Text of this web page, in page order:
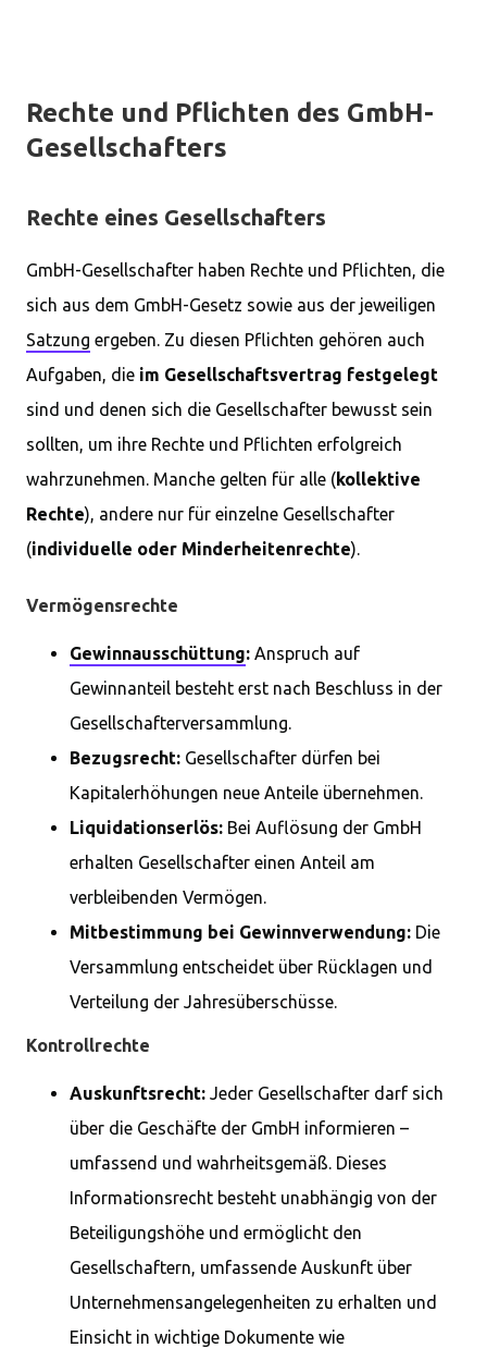
Rechte und Pflichten des GmbH-
Gesellschafters
Rechte eines Gesellschafters
GmbH-Gesellschafter haben Rechte und Pflichten, die
sich aus dem GmbH-Gesetz sowie aus der jeweiligen
Satzung ergeben. Zu diesen Pflichten gehören auch
Aufgaben, die im Gesellschaftsvertrag festgelegt
sind und denen sich die Gesellschafter bewusst sein
sollten, um ihre Rechte und Pflichten erfolgreich
wahrzunehmen. Manche gelten für alle (kollektive
Rechte), andere nur für einzelne Gesellschafter
(individuelle oder Minderheitenrechte).
Vermögensrechte
Gewinnausschüttung: Anspruch auf
Gewinnanteil besteht erst nach Beschluss in der
Gesellschafterversammlung.
Bezugsrecht: Gesellschafter dürfen bei
Kapitalerhöhungen neue Anteile übernehmen.
Liquidationserlös: Bei Auflösung der GmbH
erhalten Gesellschafter einen Anteil am
verbleibenden Vermögen.
Mitbestimmung bei Gewinnverwendung: Die
Versammlung entscheidet über Rücklagen und
Verteilung der Jahresüberschüsse.
Kontrollrechte
Auskunftsrecht: Jeder Gesellschafter darf sich
über die Geschäfte der GmbH informieren –
umfassend und wahrheitsgemäß. Dieses
Informationsrecht besteht unabhängig von der
Beteiligungshöhe und ermöglicht den
Gesellschaftern, umfassende Auskunft über
Unternehmensangelegenheiten zu erhalten und
Einsicht in wichtige Dokumente wie